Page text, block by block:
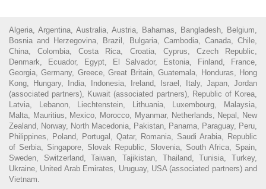
Algeria, Argentina, Australia, Austria, Bahamas, Bangladesh, Belgium,
Bosnia and Herzegovina, Brazil, Bulgaria, Cambodia, Canada, Chile,
China, Colombia, Costa Rica, Croatia, Cyprus, Czech Republic,
Denmark, Ecuador, Egypt, El Salvador, Estonia, Finland, France,
Georgia, Germany, Greece, Great Britain, Guatemala, Honduras, Hong
Kong, Hungary, India, Indonesia, Ireland, Israel, Italy, Japan, Jordan
(associated partners), Kuwait (associated partners), Republic of Korea,
Latvia, Lebanon, Liechtenstein, Lithuania, Luxembourg, Malaysia,
Malta, Mauritius, Mexico, Morocco, Myanmar, Netherlands, Nepal, New
Zealand, Norway, North Macedonia, Pakistan, Panama, Paraguay, Peru,
Philippines, Poland, Portugal, Qatar, Romania, Saudi Arabia, Republic
of Serbia, Singapore, Slovak Republic, Slovenia, South Africa, Spain,
Sweden, Switzerland, Taiwan, Tajikistan, Thailand, Tunisia, Turkey,
Ukraine, United Arab Emirates, Uruguay, USA (associated partners) and
Vietnam.